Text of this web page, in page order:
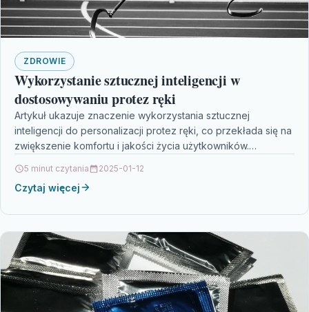
ZDROWIE
Wykorzystanie sztucznej inteligencji w
dostosowywaniu protez ręki
Artykuł ukazuje znaczenie wykorzystania sztucznej
inteligencji do personalizacji protez ręki, co przekłada się na
zwiększenie komfortu i jakości życia użytkowników.
5 minut czytania 2025-01-12
Czytaj więcej